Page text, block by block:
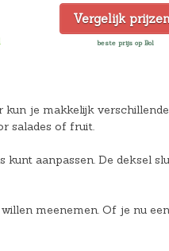
Vergelijk
beste prijs op Bol
je makkelijk verschillende
salades of fruit.
aanpassen. De deksel
meenemen. Of je nu een